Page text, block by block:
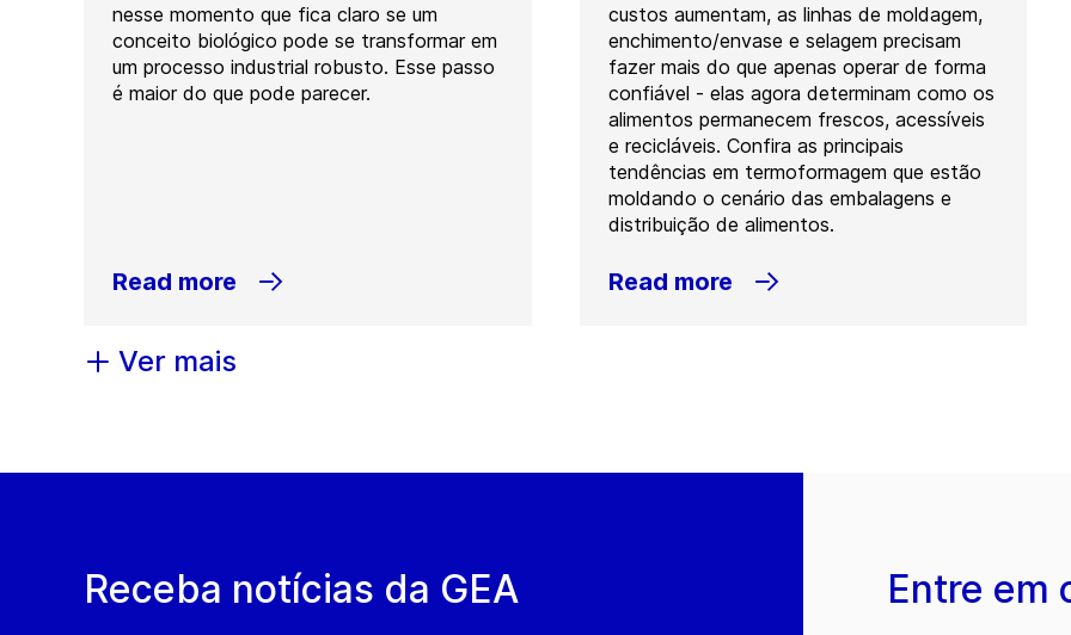
nesse momento que fica claro se um
conceito biológico pode se transformar em
um processo industrial robusto. Esse passo
é maior do que pode parecer.
Read more
custos aumentam, as linhas de moldagem,
enchimento/envase e selagem precisam
fazer mais do que apenas operar de forma
confiável - elas agora determinam como os
alimentos permanecem frescos, acessíveis
e recicláveis. Confira as principais
tendências em termoformagem que estão
moldando o cenário das embalagens e
distribuição de alimentos.
Read more
Ver mais
Receba notícias da GEA Entre em